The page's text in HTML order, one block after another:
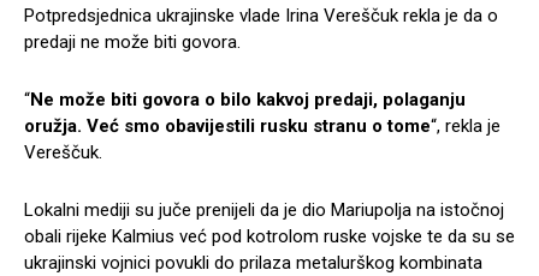
Potpredsjednica ukrajinske vlade Irina Vereščuk rekla je da o
predaji ne može biti govora.
“Ne može biti govora o bilo kakvoj predaji, polaganju
oružja. Već smo obavijestili rusku stranu o tome“, rekla je
Vereščuk.
Lokalni mediji su juče prenijeli da je dio Mariupolja na istočnoj
obali rijeke Kalmius već pod kotrolom ruske vojske te da su se
ukrajinski vojnici povukli do prilaza metalurškog kombinata